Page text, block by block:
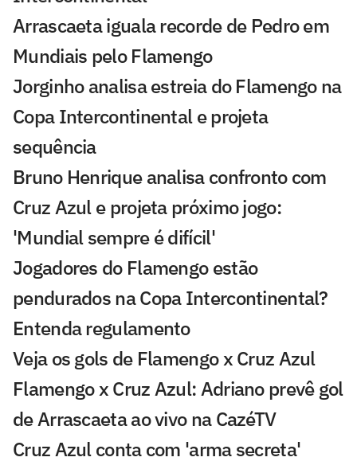
Arrascaeta iguala recorde de Pedro em
Mundiais pelo Flamengo
Jorginho analisa estreia do Flamengo na
Copa Intercontinental e projeta
sequência
Bruno Henrique analisa confronto com
Cruz Azul e projeta próximo jogo:
'Mundial sempre é difícil'
Jogadores do Flamengo estão
pendurados na Copa Intercontinental?
Entenda regulamento
Veja os gols de Flamengo x Cruz Azul
Flamengo x Cruz Azul: Adriano prevê gol
de Arrascaeta ao vivo na CazéTV
Cruz Azul conta com 'arma secreta'